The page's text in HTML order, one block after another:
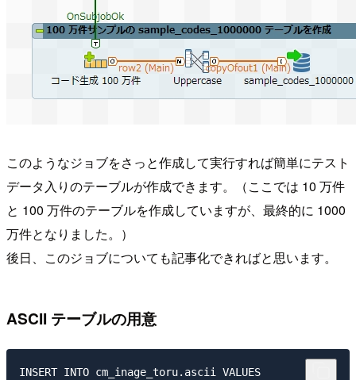
このようなジョブをさっと作成して実行すれば簡単にテスト
データ入りのテーブルが作成できます。（ここでは 10 万件
と 100 万件のテーブルを作成していますが、最終的に 1000
万件となりました。）
後日、このジョブについても記事化できればと思います。
ASCII テーブルの用意
INSERT INTO cm_inage_toru.ascii VALUES